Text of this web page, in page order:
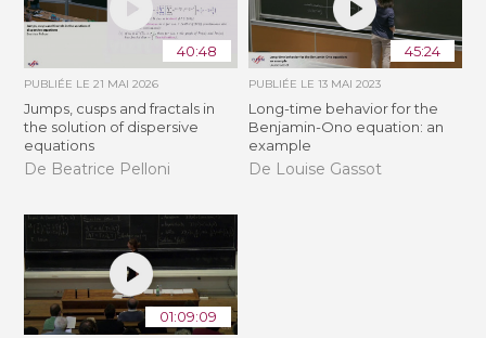
40:48
PUBLIÉE LE21 MAI 2026
Jumps, cusps and fractals in
the solution of dispersive
equations
De Beatrice Pelloni
45:24
PUBLIÉE LE 13 MAI 2023
Long-time behavior for the
Benjamin-Ono equation: an
example
De Louise Gassot
01:09:09